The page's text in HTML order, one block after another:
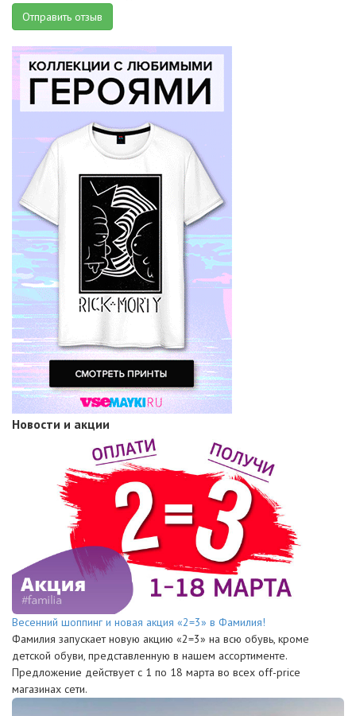
Отправить отзыв
Новости и акции
Весенний шоппинг и новая акция «2=3» в Фамилия!
Фамилия запускает новую акцию «2=3» на всю обувь, кроме
детской обуви, представленную в нашем ассортименте.
Предложение действует с 1 по 18 марта во всех off-price
магазинах сети.